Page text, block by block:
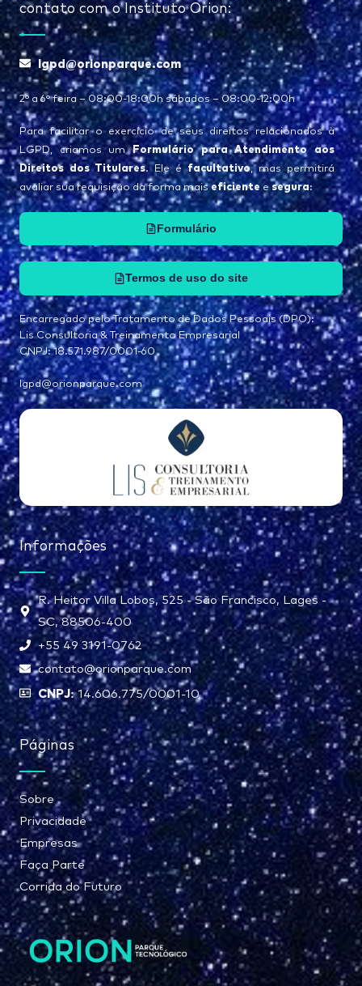
Páginas
Sobre
Privacidade
Empresas
Faça Parte
Corrida do Futuro
Informações
R. Heitor Villa Lobos, 525 - São Francisco, Lages -
SC, 88506-400
+55 49 3191-0762
contato@orionparque.com
CNPJ:14.606.775/0001-10
contato com o Instituto Orion:
lgpd@orionparque.com
2° a 6° feira – 08:00-18:00h sábados – 08:00-12:00h
Para facilitar o exercício de seus direitos relacionados à
LGPD, criamos umFormulário para Atendimento aos
Direitos dos Titulares. Ele éfacultativo, mas permitirá
avaliar sua requisição da forma maiseficientee segura:
Formulário
Termos de uso do site
Encarregado pelo Tratamento de Dados Pessoais (DPO):
Lis Consultoria & Treinamento Empresarial
CNPJ: 18.571.987/0001-60
lgpd@orionparque.com